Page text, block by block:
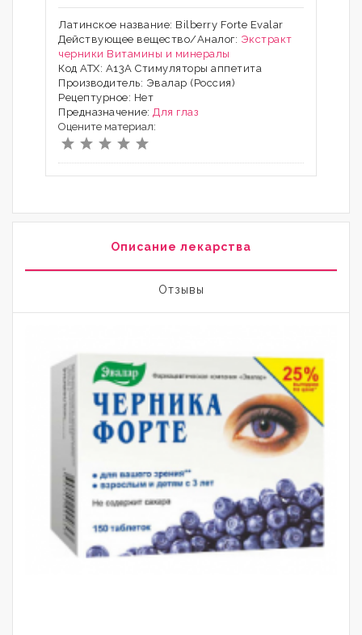
Латинское название: Bilberry Forte Evalar
Действующее вещество/Аналог: Экстракт
черники Витамины и минералы
Код АТХ: A13A Стимуляторы аппетита
Производитель: Эвалар (Россия)
Рецептурное: Нет
Предназначение: Для глаз
Оцените материал:
Описание лекарства
Отзывы